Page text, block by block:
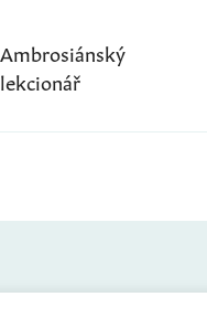
Ambrosiánský
lekcionář